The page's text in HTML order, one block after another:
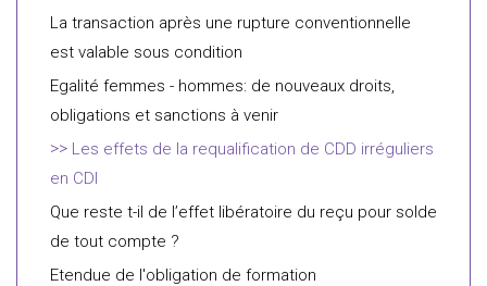
La transaction après une rupture conventionnelle
est valable sous condition
Egalité femmes - hommes: de nouveaux droits,
obligations et sanctions à venir
Les effets de la requalification de CDD irréguliers
en CDI
Que reste t-il de l’effet libératoire du reçu pour solde
de tout compte ?
Etendue de l'obligation de formation